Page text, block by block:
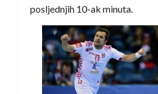
posljednjih 10-ak minuta.